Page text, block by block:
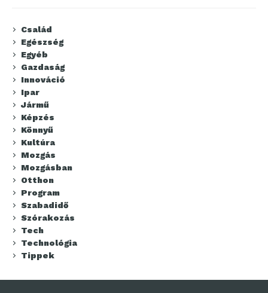
Család
Egészség
Egyéb
Gazdaság
Innováció
Ipar
Jármű
Képzés
Könnyű
Kultúra
Mozgás
Mozgásban
Otthon
Program
Szabadidő
Szórakozás
Tech
Technológia
Tippek